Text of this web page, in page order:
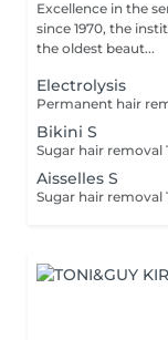
Excellence in the service of
since 1970, the
the oldest beaut...
Electrolysis
Bikini S
Aisselles S